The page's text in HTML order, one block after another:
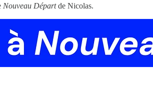
Nouveau Départde Nicolas.